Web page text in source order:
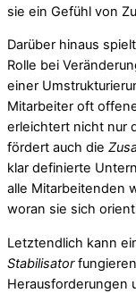
sie ein Gefühl von
Darüber hinaus
Rolle bei
einer
Mitarbeiter oft
erleichtert nicht nur
fördert auch die
klar definierte
alle Mitarbeitenden
woran sie sich
Letztendlich kann
Stabilisator
Herausforderungen